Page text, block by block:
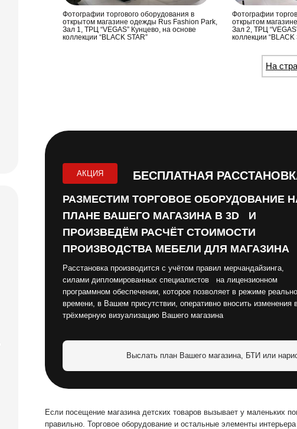
Фотографии торгового оборудования в
открытом магазине одежды Rus Fashion Park,
Зал 1, ТРЦ “VEGAS” Кунцево, на основе
коллекции “BLACK STAR”
Фотографии
открытом
Зал 2, ТРЦ
коллекции “BLACK
На
АКЦИЯ БЕСПЛАТНАЯ
РАЗМЕСТИМ ТОРГОВОЕ ОБОРУДОВАНИЕ
ПЛАНЕ ВАШЕГО МАГАЗИНА В 3D И
ПРОИЗВЕДЁМ РАСЧЁТ СТОИМОСТИ
ПРОИЗВОДСТВА МЕБЕЛИ ДЛЯ МАГАЗИНА
Расстановка производится с учётом правил мерчандайзинга,
силами дипломированных специалистов на лицензионном
программном обеспечении, которое позволяет в режиме
времени, в Вашем присутствии, оперативно вносить изменения
трёхмерную визуализацию Вашего магазина
Выслать план Вашего магазина, БТИ или
Если посещение магазина детских товаров вызывает у маленьких
правильно. Торговое оборудование и остальные элементы